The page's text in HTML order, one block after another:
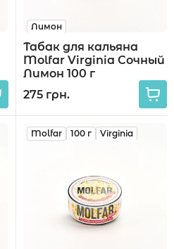
Лимон
Табак для кальяна
Molfar Virginia Сочный
Лимон 100 г
275 грн.
Molfar 100 г Virginia